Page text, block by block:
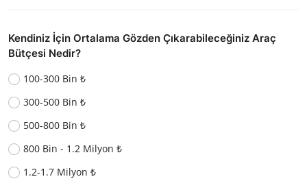
Kendiniz İçin Ortalama Gözden Çıkarabileceğiniz Araç
Bütçesi Nedir?
100-300 Bin ₺
300-500 Bin ₺
500-800 Bin ₺
800 Bin - 1.2 Milyon ₺
1.2-1.7 Milyon ₺